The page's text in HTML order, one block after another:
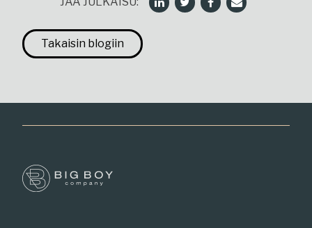
Takaisin blogiin